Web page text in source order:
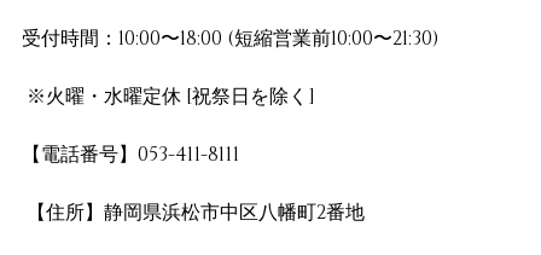
受付時間：10:00〜18:00 (短縮営業前10:00〜21:30)
※火曜・水曜定休 [祝祭日を除く]
【電話番号】053-411-8111
【住所】静岡県浜松市中区八幡町2番地